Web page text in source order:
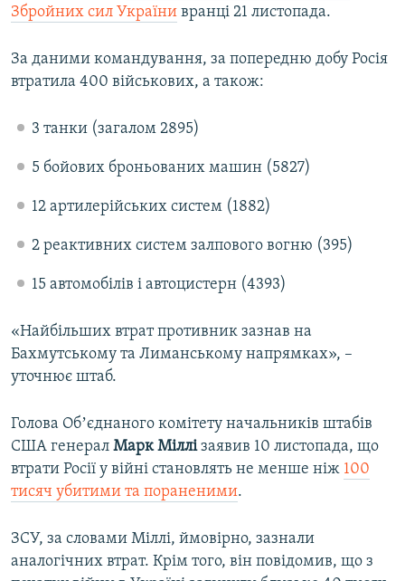
Збройних сил України вранці 21 листопада.
За даними командування, за попередню добу Росія
втратила 400 військових, а також:
3 танки (загалом 2895)
5 бойових броньованих машин (5827)
12 артилерійських систем (1882)
2 реактивних систем залпового вогню (395)
15 автомобілів і автоцистерн (4393)
«Найбільших втрат противник зазнав на
Бахмутському та Лиманському напрямках», –
уточнює штаб.
Голова Обʼєднаного комітету начальників штабів
США генерал Марк Міллізаявив 10 листопада, що
втрати Росії у війні становлять не менше ніж 100
тисяч убитими та пораненими.
ЗСУ, за словами Міллі, ймовірно, зазнали
аналогічних втрат. Крім того, він повідомив, що з